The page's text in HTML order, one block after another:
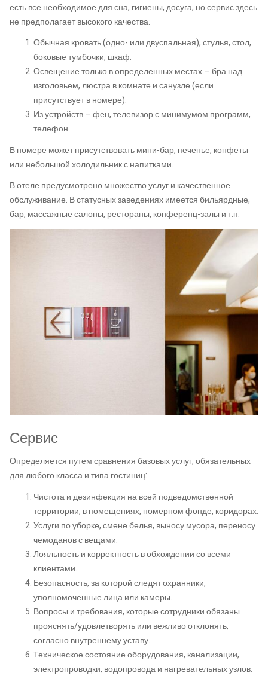
есть все необходимое для сна, гигиены, досуга, но сервис здесь
не предполагает высокого качества:
Обычная кровать (одно- или двуспальная), стулья, стол,
боковые тумбочки, шкаф.
Освещение только в определенных местах – бра над
изголовьем, люстра в комнате и санузле (если
присутствует в номере).
Из устройств – фен, телевизор с минимумом программ,
телефон.
В номере может присутствовать мини-бар, печенье, конфеты
или небольшой холодильник с напитками.
В отеле предусмотрено множество услуг и качественное
обслуживание. В статусных заведениях имеется бильярдные,
бар, массажные салоны, рестораны, конференц-залы и т.п.
Сервис
Определяется путем сравнения базовых услуг, обязательных
для любого класса и типа гостиниц:
Чистота и дезинфекция на всей подведомственной
территории, в помещениях, номерном фонде, коридорах.
Услуги по уборке, смене белья, выносу мусора, переносу
чемоданов с вещами.
Лояльность и корректность в обхождении со всеми
клиентами.
Безопасность, за которой следят охранники,
уполномоченные лица или камеры.
Вопросы и требования, которые сотрудники обязаны
прояснять/удовлетворять или вежливо отклонять,
согласно внутреннему уставу.
Техническое состояние оборудования, канализации,
электропроводки, водопровода и нагревательных узлов.